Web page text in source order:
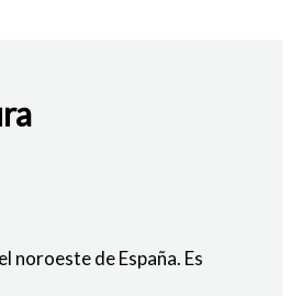
noroeste de España. Es